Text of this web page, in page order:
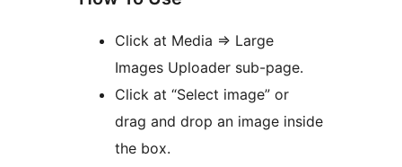
Click at Media => Large
Images Uploader sub-page.
Click at “Select image” or
drag and drop an image inside
the box.